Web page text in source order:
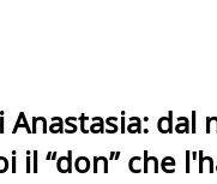
Anastasia: dal
il “don” che